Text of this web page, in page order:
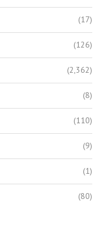
(17)
(126)
(2,362)
(8)
(110)
(9)
(1)
(80)